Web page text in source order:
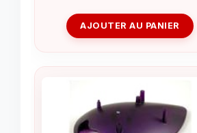
AJOUTER AU PANIER